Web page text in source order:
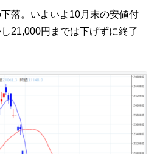
落。いよいよ10月末の安値付
21,000円までは下げずに終了